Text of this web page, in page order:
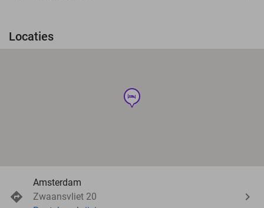
Locaties
hotel
Amsterdam
Zwaansvliet 20